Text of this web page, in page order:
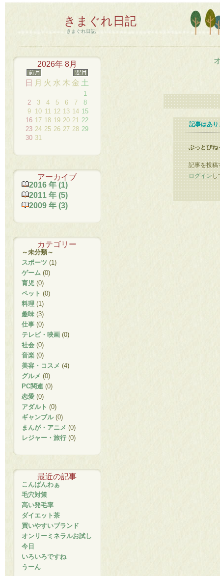
きまぐれ日記
きまぐれ日記
2026年 8月
日 月 火 水 木 金 土
1
2
3 4 5 6 7
8
9
10 11 12 13 14 15
16 17 18 19 20 21 22
23 24 25 26 27 28 29
30 31
アーカイブ
2016 年 (1)
2011 年 (5)
2009 年 (3)
カテゴリー
～未分類～
スポーツ (1)
ゲーム (0)
育児 (0)
ペット (0)
料理 (1)
趣味 (3)
仕事 (0)
テレビ・映画 (0)
社会 (0)
音楽 (0)
美容・コスメ (4)
グルメ (0)
PC関連 (0)
恋愛 (0)
アダルト (0)
ギャンブル (0)
まんが・アニメ (0)
レジャー・旅行 (0)
最近の記事
こんばんわぁ
毛穴対策
高い発毛率
ダイエット茶
買いやすいブランド
オンリーミネラルお試し
今日
いろいろですね
うーん
記事はあり
ぶっとびね
記事を投稿
ログインし